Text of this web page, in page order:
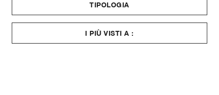
TIPOLOGIA
I PIÙ VISTI A :